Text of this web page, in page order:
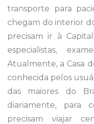
transporte para
chegam do interior
precisam ir à
especialistas,
Atualmente, a Casa
conhecida pelos
das maiores do
diariamente, para
precisam viajar